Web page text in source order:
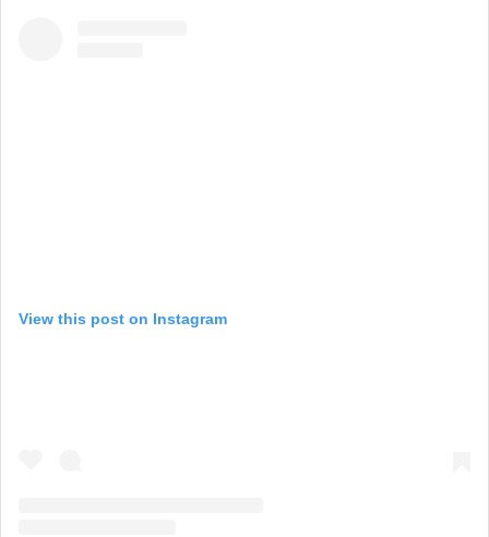
View this post on Instagram